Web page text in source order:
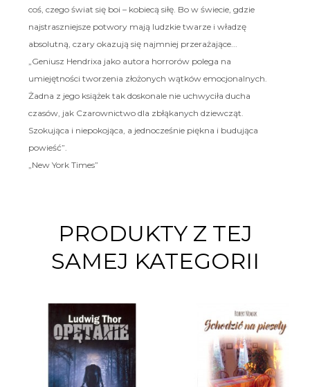
coś, czego świat się boi – kobiecą siłę. Bo w świecie, gdzie
najstraszniejsze potwory mają ludzkie twarze i władzę
absolutną, czary okazują się najmniej przerażające...
„Geniusz Hendrixa jako autora horrorów polega na
umiejętności tworzenia złożonych wątków emocjonalnych.
Żadna z jego książek tak doskonale nie uchwyciła ducha
czasów, jak Czarownictwo dla zbłąkanych dziewcząt.
Szokująca i niepokojąca, a jednocześnie piękna i budująca
powieść”.
„New York Times”
PRODUKTY Z TEJ
SAMEJ KATEGORII